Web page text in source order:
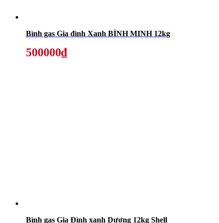
Bình gas Gia đình Xanh BÌNH MINH 12kg
500000₫
Bình gas Gia Đình xanh Dương 12kg Shell